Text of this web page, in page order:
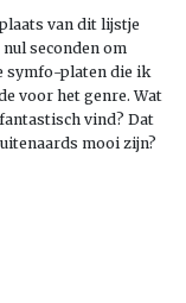
van dit lijstje
seconden om
symfo-platen die ik
voor het genre. Wat
vind? Dat
mooi zijn?